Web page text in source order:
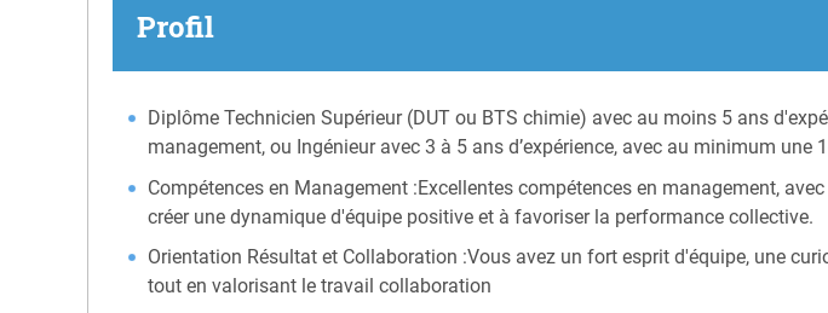
Profil
Diplôme Technicien Supérieur (DUT ou BTS chimie) avec au moins 5 ans
management, ou Ingénieur avec 3 à 5 ans d’expérience, avec au minimum une
Compétences en Management :Excellentes compétences en management,
créer une dynamique d'équipe positive et à favoriser la performance collective.
Orientation Résultat et Collaboration :Vous avez un fort esprit d'équipe, une
tout en valorisant le travail collaboration